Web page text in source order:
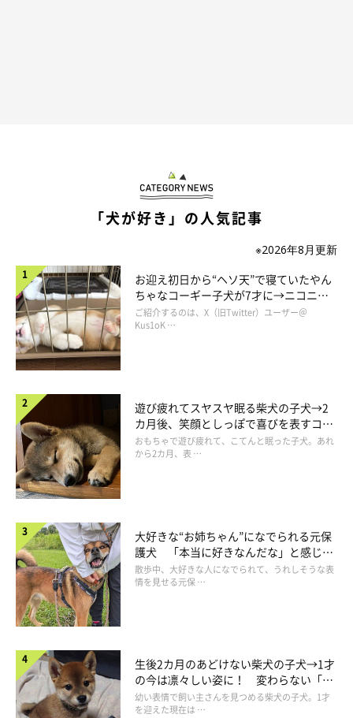
「犬が好き」の人気記事
※2026年8月更新
お迎え初日から“ヘソ天”で寝ていたやん
ちゃなコーギー子犬が7才に→ニコニ
コ“コーギースマイル”が魅力のコに成
長！
ご紹介するのは、X（旧Twitter）ユーザー＠
Kus1oK …
遊び疲れてスヤスヤ眠る柴犬の子犬→2
カ月後、笑顔としっぽで喜びを表すコに
成長！
おもちゃで遊び疲れて、こてんと眠った子犬。あれ
から2カ月、表 …
大好きな“お姉ちゃん”になでられる元保
護犬 「本当に好きなんだな」と感じる
表情にほっこり
散歩中、大好きな人になでられて、うれしそうな表
情を見せる元保 …
生後2カ月のあどけない柴犬の子犬→1才
の今は凛々しい姿に！ 変わらない「く
りくりおめめ」にもほっこり
幼い表情で飼い主さんを見つめる柴犬の子犬。1才
を迎えた現在は …